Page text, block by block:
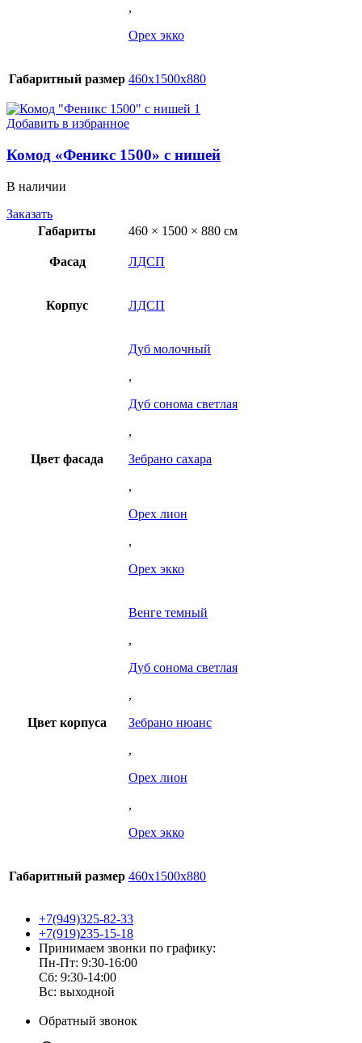
,
Орех экко
Габаритный размер 460х1500х880
Добавить в избранное
Комод «Феникс 1500» с нишей
В наличии
Заказать
Габариты
460 × 1500 × 880 см
Фасад ЛДСП
Корпус ЛДСП
Цвет фасада
Дуб молочный
,
Дуб сонома светлая
,
Зебрано сахара
,
Орех лион
,
Орех экко
Цвет корпуса
Венге темный
,
Дуб сонома светлая
,
Зебрано нюанс
,
Орех лион
,
Орех экко
Габаритный размер 460х1500х880
+7(949)325-82-33
+7(919)235-15-18
Принимаем звонки по графику:
Пн-Пт: 9:30-16:00
Сб: 9:30-14:00
Вс: выходной
Обратный звонок